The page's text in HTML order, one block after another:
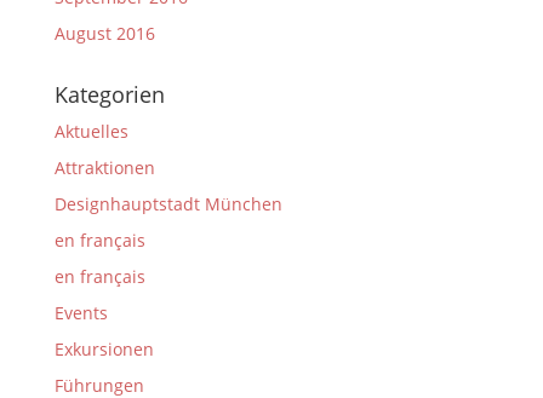
August 2016
Kategorien
Aktuelles
Attraktionen
Designhauptstadt München
en français
en français
Events
Exkursionen
Führungen